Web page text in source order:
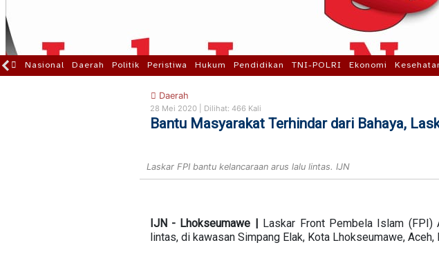
Nasional Daerah Politik Peristiwa Hukum Pendidikan TNI-POLRI Ekonomi
Daerah
28 Mei 2020 | Dilihat: 466 Kali
Bantu Masyarakat Terhindar dari Bahaya,
Laskar FPI bantu kelancaraan arus lalu lintas. IJN
IJN - Lhokseumawe | Laskar Front Pembela Islam (FPI)
lintas, di kawasan Simpang Elak, Kota Lhokseumawe, Aceh,